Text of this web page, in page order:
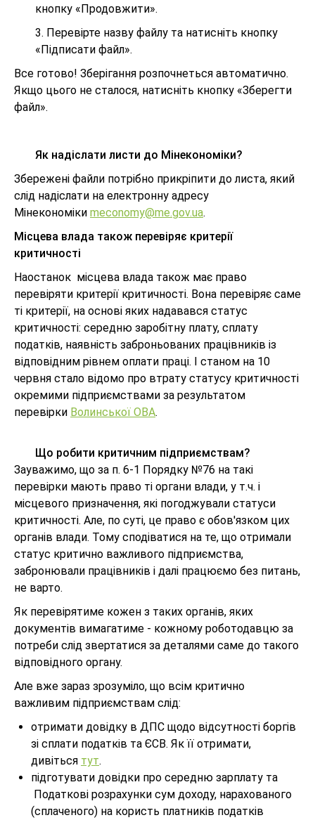
кнопку «Продовжити».
3. Перевірте назву файлу та натисніть кнопку
«Підписати файл».
Все готово! Зберігання розпочнеться автоматично.
Якщо цього не сталося, натисніть кнопку «Зберегти
файл».
Як надіслати листи до Мінекономіки?
Збережені файли потрібно прикріпити до листа, який
слід надіслати на електронну адресу
Мінекономіки meconomy@me.gov.ua.
Місцева влада також перевіряє критерії
критичності
Наостанок місцева влада також має право
перевіряти критерії критичності. Вона перевіряє саме
ті критерії, на основі яких надавався статус
критичності: середню заробітну плату, сплату
податків, наявність заброньованих працівників із
відповідним рівнем оплати праці. І станом на 10
червня стало відомо про втрату статусу критичності
окремими підприємствами за результатом
перевірки Волинської ОВА.
Що робити критичним підприємствам?
Зауважимо, що за п. 6-1 Порядку №76 на такі
перевірки мають право ті органи влади, у т.ч. і
місцевого призначення, які погоджували статуси
критичності. Але, по суті, це право є обов'язком цих
органів влади. Тому сподіватися на те, що отримали
статус критично важливого підприємства,
забронювали працівників і далі працюємо без питань,
не варто.
Як перевірятиме кожен з таких органів, яких
документів вимагатиме - кожному роботодавцю за
потреби слід звертатися за деталями саме до такого
відповідного органу.
Але вже зараз зрозуміло, що всім критично
важливим підприємствам слід:
отримати довідку в ДПС щодо відсутності боргів
зі сплати податків та ЄСВ. Як її отримати,
дивіться тут.
підготувати довідки про середню зарплату та
Податкові розрахунки сум доходу, нарахованого
(сплаченого) на користь платників податків